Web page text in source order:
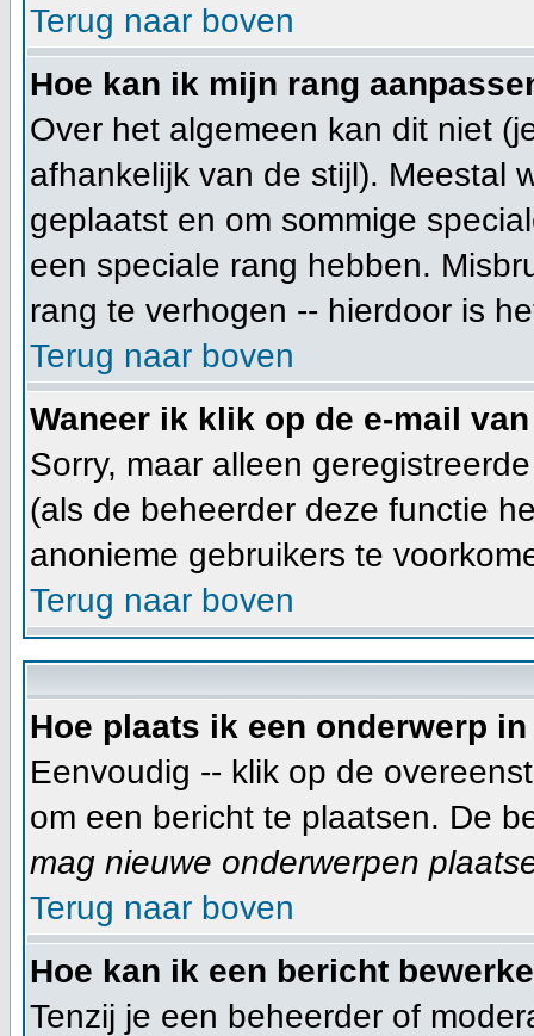
Terug naar boven
Hoe kan ik mijn rang
Over het algemeen kan dit niet
afhankelijk van de stijl). Meestal
geplaatst en om sommige
een speciale rang hebben.
rang te verhogen -- hierdoor is
Terug naar boven
Waneer ik klik op de e-mail
Sorry, maar alleen
(als de beheerder deze functie
anonieme gebruikers te
Terug naar boven
Hoe plaats ik een onderwerp
Eenvoudig -- klik op de
om een bericht te plaatsen. De
mag nieuwe onderwerpen
Terug naar boven
Hoe kan ik een bericht
Tenzij je een beheerder of